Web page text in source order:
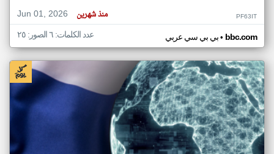
Jun 01, 2026
منذ شهرين PF63IT
بي بي سي عربي• bbc.com عدد الكلمات: ٦ الصور: ٢٥